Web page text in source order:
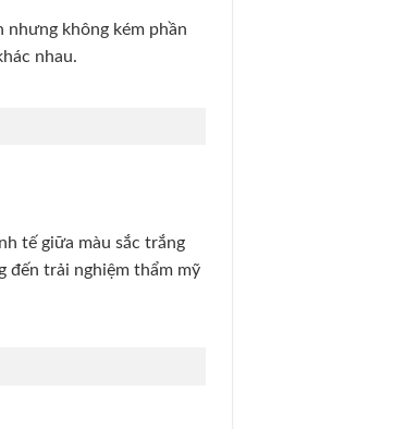
nhưng không kém phần
nhau.
tế giữa màu sắc trắng
đến trải nghiệm thẩm mỹ